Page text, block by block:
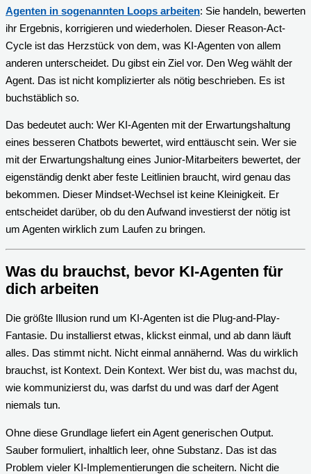
Agenten in sogenannten Loops arbeiten: Sie handeln, bewerten
ihr Ergebnis, korrigieren und wiederholen. Dieser Reason-Act-
Cycle ist das Herzstück von dem, was KI-Agenten von allem
anderen unterscheidet. Du gibst ein Ziel vor. Den Weg wählt der
Agent. Das ist nicht komplizierter als nötig beschrieben. Es ist
buchstäblich so.
Das bedeutet auch: Wer KI-Agenten mit der Erwartungshaltung
eines besseren Chatbots bewertet, wird enttäuscht sein. Wer sie
mit der Erwartungshaltung eines Junior-Mitarbeiters bewertet, der
eigenständig denkt aber feste Leitlinien braucht, wird genau das
bekommen. Dieser Mindset-Wechsel ist keine Kleinigkeit. Er
entscheidet darüber, ob du den Aufwand investierst der nötig ist
um Agenten wirklich zum Laufen zu bringen.
Was du brauchst, bevor KI-Agenten für
dich arbeiten
Die größte Illusion rund um KI-Agenten ist die Plug-and-Play-
Fantasie. Du installierst etwas, klickst einmal, und ab dann läuft
alles. Das stimmt nicht. Nicht einmal annähernd. Was du wirklich
brauchst, ist Kontext. Dein Kontext. Wer bist du, was machst du,
wie kommunizierst du, was darfst du und was darf der Agent
niemals tun.
Ohne diese Grundlage liefert ein Agent generischen Output.
Sauber formuliert, inhaltlich leer, ohne Substanz. Das ist das
Problem vieler KI-Implementierungen die scheitern. Nicht die